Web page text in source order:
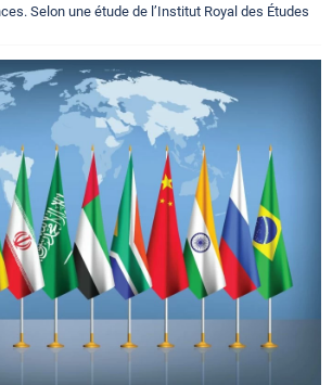
Selon une étude de l’Institut Royal des Études